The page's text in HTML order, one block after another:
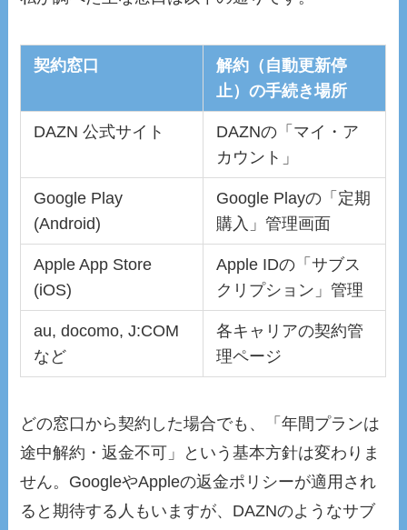
契約窓口
解約（自動更新停
止）の手続き場所
DAZN 公式サイト
DAZNの「マイ・ア
カウント」
Google Play
(Android)
Google Playの「定期
購入」管理画面
Apple App Store
(iOS)
Apple IDの「サブス
クリプション」管理
au, docomo, J:COM
など
各キャリアの契約管
理ページ
どの窓口から契約した場合でも、「年間プランは
途中解約・返金不可」という基本方針は変わりま
せん。GoogleやAppleの返金ポリシーが適用され
ると期待する人もいますが、DAZNのようなサブ